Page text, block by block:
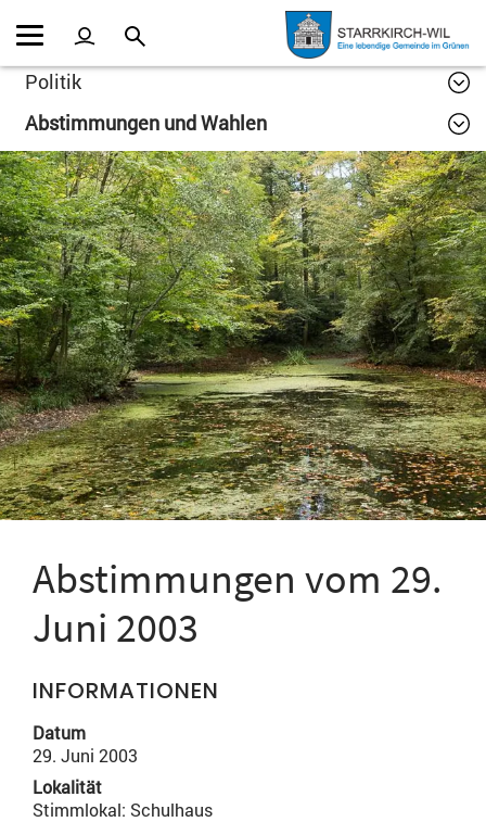
Kopfzeile
Inhalt
Politik
Abstimmungen und Wahlen
Abstimmungen vom 29.
Juni 2003
INFORMATIONEN
Datum
29. Juni 2003
Lokalität
Stimmlokal: Schulhaus